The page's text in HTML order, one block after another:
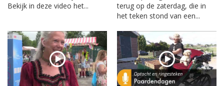
Bekijk in deze video het...
terug op de zaterdag, die in
het teken stond van een...